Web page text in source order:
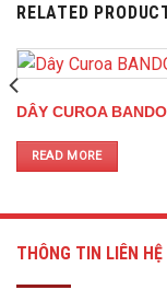
RELATED
DÂY CUROA
READ MORE
THÔNG TIN LIÊN HỆ